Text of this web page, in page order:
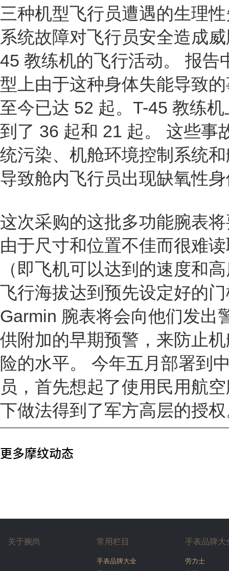
三种机型飞行员遭遇的生理
系统故障对飞行员安全造成
45 教练机的飞行活动。 报告
型上由于这种身体失能导致
至今已达 52 起。T-45 教练
到了 36 起和 21 起。 这些事
统污染、机舱环境控制系统
导致舱内飞行员出现缺氧性
这次采购的这批多功能腕表
由于尺寸和位置不佳而很难
（即飞机可以达到的速度和
飞行海拔达到预先设定好的
Garmin 腕表将会向他们发出
供附加的早期预警，来防止
险的水平。 今年五月部署到
员，首先想起了使用民用航
下做法得到了军方高层的授
更多摩纹动态
关于腕尚 常用栏目
手表品牌大全
手表品牌大
劳力士